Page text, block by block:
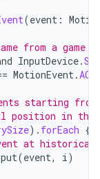
(event :
from a game
InputDevice.
MotionEvent.
starting
in the
). forEach {
at
(event, i)